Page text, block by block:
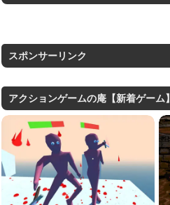
スポンサーリンク
アクションゲームの庵【新着ゲーム】